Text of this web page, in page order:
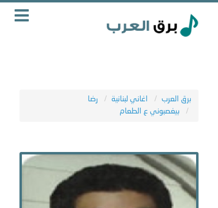
برق العرب اغاني لبنانية
رضا
بيغصبوني ع الطعام